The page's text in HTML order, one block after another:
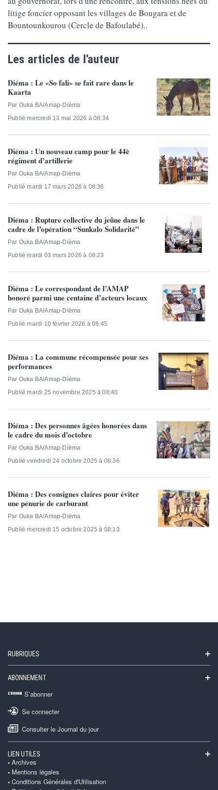
litige foncier opposant les villages de Bougara et de
Bountounkourou (Cercle de Bafoulabé)..
Les articles de l'auteur
Diéma : Le «So fali» se fait rare dans le
Kaarta
Par Ouka BA/Amap-Dièma
Publié mercredi 13 mai 2026 à 08:34
Diéma : Un nouveau camp pour le 44è
régiment d’artillerie
Par Ouka BA/Amap-Dièma
Publié mardi 17 mars 2026 à 08:36
Diéma : Rupture collective du jeûne dans le
cadre de l’opération “Sunkalo Solidarité”
Par Ouka BA/Amap-Dièma
Publié mardi 03 mars 2026 à 08:23
Diéma : Le correspondant de l’AMAP
honoré parmi une centaine d’acteurs locaux
Par Ouka BA/Amap-Dièma
Publié mardi 10 février 2026 à 08:45
Diéma : La commune récompensée pour ses
performances
Par Ouka BA/Amap-Dièma
Publié mardi 25 novembre 2025 à 08:40
Diéma : Des personnes âgées honorées dans
le cadre du mois d’octobre
Par Ouka BA/Amap-Dièma
Publié vendredi 24 octobre 2025 à 08:36
Diéma : Des consignes claires pour éviter
une pénurie de carburant
Par Ouka BA/Amap-Dièma
Publié mercredi 15 octobre 2025 à 08:13
RUBRIQUES
ABONNEMENT
S’abonner
Se connecter
Consulter le Journal du jour
LIEN UTILES
Archives
Mentions légales
Conditions Générales d'Utilisation